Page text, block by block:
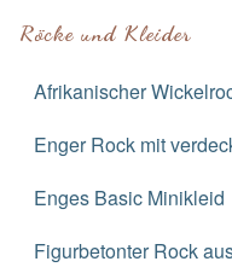
Röcke und Kleider
Afrikanischer
Enger Rock mit
Enges Basic Minikleid
Figurbetonter Rock